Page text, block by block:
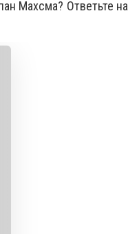
Махсма? Ответьте на